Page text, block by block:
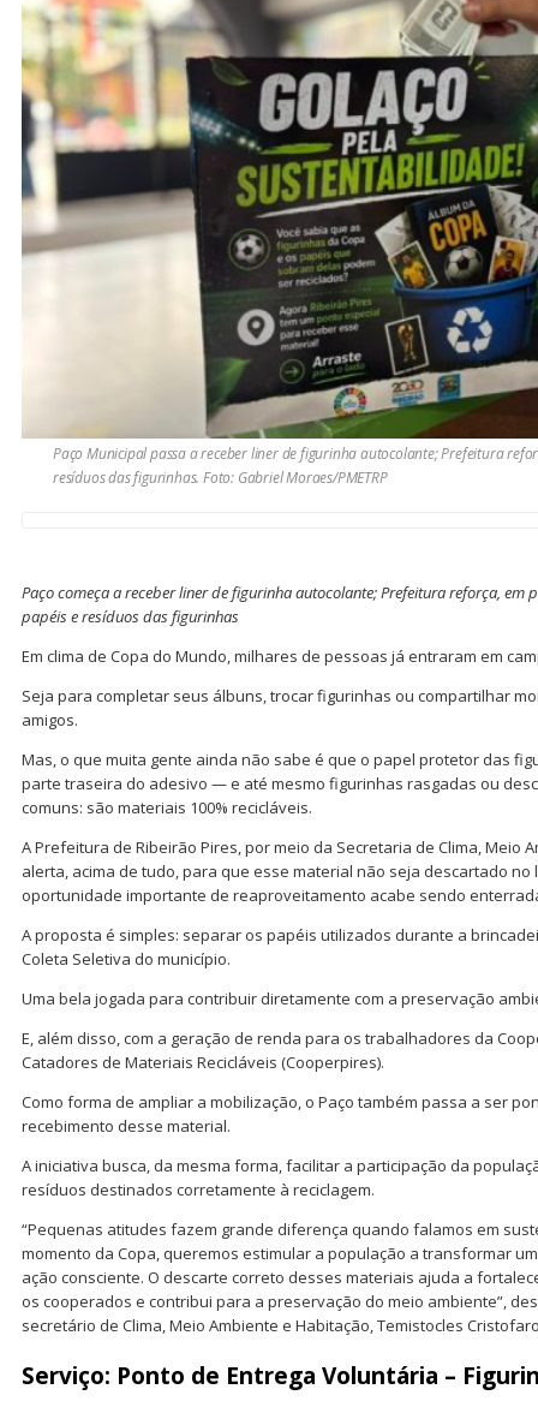
Paço Municipal passa a receber liner de figurinha autocolante; Prefeitura
resíduos das figurinhas. Foto: Gabriel Moraes/PMETRP
Paço começa a receber liner de figurinha autocolante; Prefeitura reforça, em
papéis e resíduos das figurinhas
Em clima de Copa do Mundo, milhares de pessoas já entraram em
Seja para completar seus álbuns, trocar figurinhas ou compartilhar
amigos.
Mas, o que muita gente ainda não sabe é que o papel protetor das
parte traseira do adesivo — e até mesmo figurinhas rasgadas ou
comuns: são materiais 100% recicláveis.
A Prefeitura de Ribeirão Pires, por meio da Secretaria de Clima, Meio
alerta, acima de tudo, para que esse material não seja descartado
oportunidade importante de reaproveitamento acabe sendo
A proposta é simples: separar os papéis utilizados durante a
Coleta Seletiva do município.
Uma bela jogada para contribuir diretamente com a preservação
E, além disso, com a geração de renda para os trabalhadores da
Catadores de Materiais Recicláveis (Cooperpires).
Como forma de ampliar a mobilização, o Paço também passa a ser
recebimento desse material.
A iniciativa busca, da mesma forma, facilitar a participação da
resíduos destinados corretamente à reciclagem.
“Pequenas atitudes fazem grande diferença quando falamos em
momento da Copa, queremos estimular a população a transformar
ação consciente. O descarte correto desses materiais ajuda a
os cooperados e contribui para a preservação do meio ambiente”,
secretário de Clima, Meio Ambiente e Habitação, Temistocles
Serviço: Ponto de Entrega Voluntária –